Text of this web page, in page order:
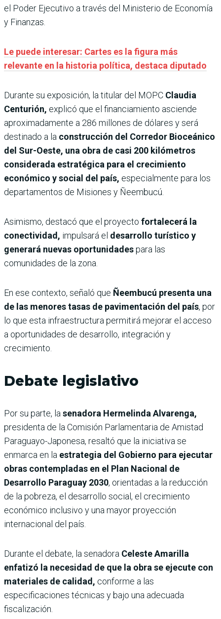
el Poder Ejecutivo a través del Ministerio de Economía
y Finanzas.
Le puede interesar: Cartes es la figura más
relevante en la historia política, destaca diputado
Durante su exposición, la titular del MOPC Claudia
Centurión, explicó que el financiamiento asciende
aproximadamente a 286 millones de dólares y será
destinado a la construcción del Corredor Bioceánico
del Sur-Oeste, una obra de casi 200 kilómetros
considerada estratégica para el crecimiento
económico y social del país, especialmente para los
departamentos de Misiones y Ñeembucú.
Asimismo, destacó que el proyecto fortalecerá la
conectividad, impulsará el desarrollo turístico y
generará nuevas oportunidadespara las
comunidades de la zona.
En ese contexto, señaló que Ñeembucú presenta una
de las menores tasas de pavimentación del país, por
lo que esta infraestructura permitirá mejorar el acceso
a oportunidades de desarrollo, integración y
crecimiento.
Debate legislativo
Por su parte, la senadora Hermelinda Alvarenga,
presidenta de la Comisión Parlamentaria de Amistad
Paraguayo-Japonesa, resaltó que la iniciativa se
enmarca en la estrategia del Gobierno para ejecutar
obras contempladas en el Plan Nacional de
Desarrollo Paraguay 2030, orientadas a la reducción
de la pobreza, el desarrollo social, el crecimiento
económico inclusivo y una mayor proyección
internacional del país.
Durante el debate, la senadora Celeste Amarilla
enfatizó la necesidad de que la obra se ejecute con
materiales de calidad, conforme a las
especificaciones técnicas y bajo una adecuada
fiscalización.